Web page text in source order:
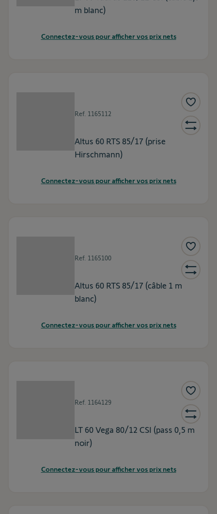
m blanc)
Connectez-vous pour afficher vos prix nets
Ref. 1165112
Altus 60 RTS 85/17 (prise
Hirschmann)
Connectez-vous pour afficher vos prix nets
Ref. 1165100
Altus 60 RTS 85/17 (câble 1 m
blanc)
Connectez-vous pour afficher vos prix nets
Ref. 1164129
LT 60 Vega 80/12 CSI (pass 0,5 m
noir)
Connectez-vous pour afficher vos prix nets